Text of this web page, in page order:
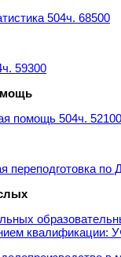
504ч. 68500
59300
помощь 504ч. 52100
по
квалификации: